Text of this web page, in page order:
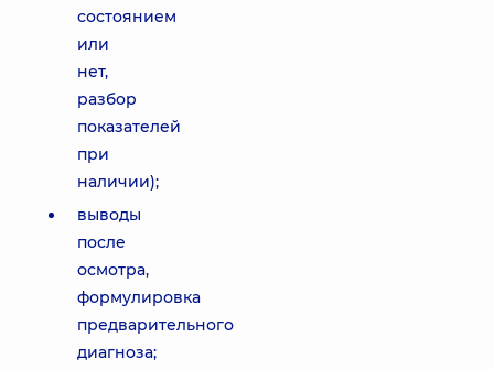
состоянием
или
нет,
разбор
показателей
при
наличии);
выводы
после
осмотра,
формулировка
предварительного
диагноза;